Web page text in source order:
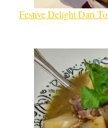
Festive Delight Dari